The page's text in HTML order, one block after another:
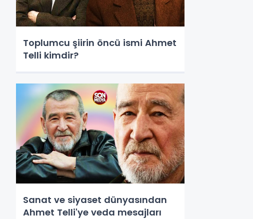
Toplumcu şiirin öncü ismi Ahmet
Telli kimdir?
Sanat ve siyaset dünyasından
Ahmet Telli'ye veda mesajları